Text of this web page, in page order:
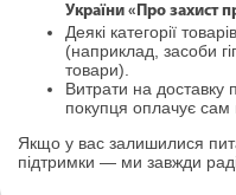
України «Про захист
Деякі категорії
(наприклад, засоби
товари).
Витрати на доставку
покупця оплачує сам
Якщо у вас залишилися
підтримки — ми завжди